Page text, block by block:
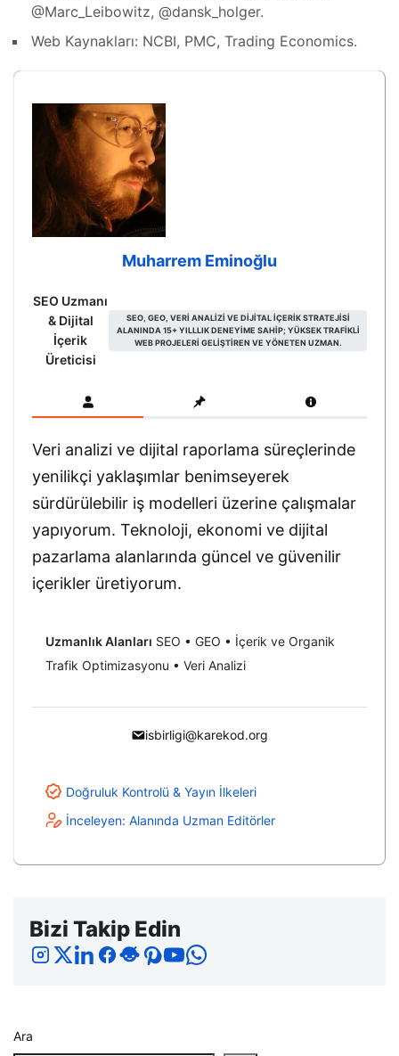
@Marc_Leibowitz, @dansk_holger.
Web Kaynakları: NCBI, PMC, Trading Economics.
Muharrem Eminoğlu
SEO Uzmanı
& Dijital
İçerik
Üreticisi
SEO, GEO, VERI ANALIZI VE DIJITAL IÇERIK STRATEJISI
ALANINDA 15+ YILLLIK DENEYIME SAHIP; YÜKSEK TRAFIKLI
WEB PROJELERI GELIŞTIREN VE YÖNETEN UZMAN.
Veri analizi ve dijital raporlama süreçlerinde
yenilikçi yaklaşımlar benimseyerek
sürdürülebilir iş modelleri üzerine çalışmalar
yapıyorum. Teknoloji, ekonomi ve dijital
pazarlama alanlarında güncel ve güvenilir
içerikler üretiyorum.
Uzmanlık Alanları SEO • GEO • İçerik ve Organik
Trafik Optimizasyonu • Veri Analizi
isbirligi@karekod.org
Doğruluk Kontrolü & Yayın İlkeleri
İnceleyen: Alanında Uzman Editörler
Bizi Takip Edin
Ara